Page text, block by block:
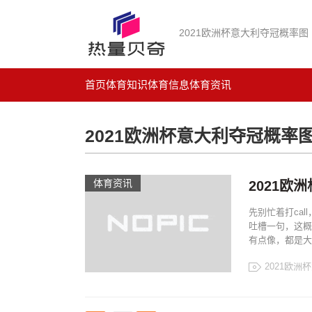
2021欧洲杯意大利夺冠概率图
首页体育知识体育信息体育资讯
2021欧洲杯意大利夺冠概率图
体育资讯 2021欧洲
先别忙着打call
吐槽一句，这
有点像，都是
2021欧洲